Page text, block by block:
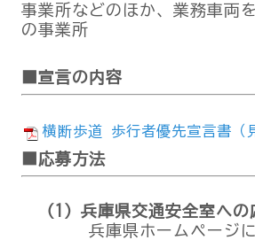
事業所などのほか、業務車両
の事業所
■宣言の内容
横断歩道 歩行者優先宣言書（
■応募方法
（1）兵庫県交通安全室への
兵庫県ホームページに